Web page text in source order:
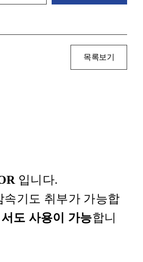
목록보기
입니다.
기도 취부가 가능합
도 사용이 가능합니